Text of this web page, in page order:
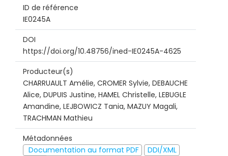
ID de référence
IE0245A
DOI
https://doi.org/10.48756/ined-IE0245A-4625
Producteur(s)
CHARRUAULT Amélie, CROMER Sylvie, DEBAUCHE
Alice, DUPUIS Justine, HAMEL Christelle, LEBUGLE
Amandine, LEJBOWICZ Tania, MAZUY Magali,
TRACHMAN Mathieu
Métadonnées
Documentation au format PDF
DDI/XML